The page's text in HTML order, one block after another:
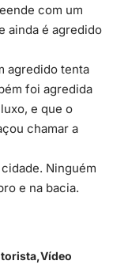
com um
ainda é agredido
agredido tenta
foi agredida
e que o
chamar a
Ninguém
e na bacia.
Vídeo